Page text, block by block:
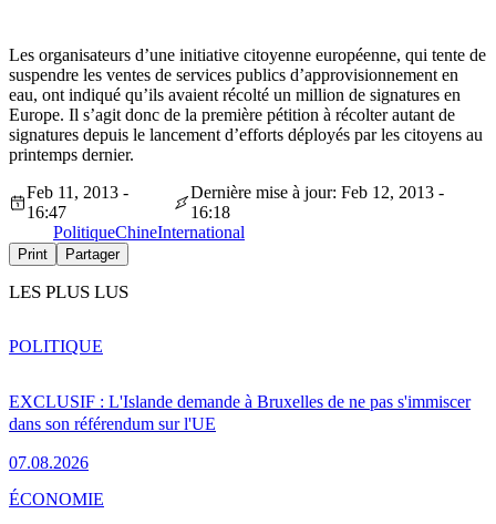
Les organisateurs d’une initiative citoyenne européenne, qui tente de
suspendre les ventes de services publics d’approvisionnement en
eau, ont indiqué qu’ils avaient récolté un million de signatures en
Europe. Il s’agit donc de la première pétition à récolter autant de
signatures depuis le lancement d’efforts déployés par les citoyens au
printemps dernier.
Feb 11, 2013 -
16:47
Dernière mise à jour: Feb 12, 2013 -
16:18
PolitiqueChineInternational
Print Partager
LES PLUS LUS
EXCLUSIF : L'Islande demande à Bruxelles de ne pas s'immiscer
dans son référendum sur l'UE
07.08.2026
POLITIQUE
ÉCONOMIE